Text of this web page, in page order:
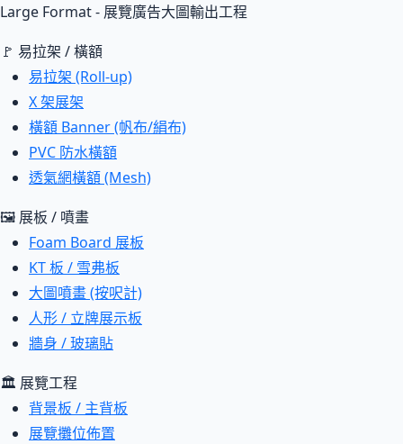
Large Format - 展覽廣告大圖輸出工程
🚩 易拉架 / 橫額
易拉架 (Roll-up)
X 架展架
橫額 Banner (帆布/絹布)
PVC 防水橫額
透氣網橫額 (Mesh)
🖼 展板 / 噴畫
Foam Board 展板
KT 板 / 雪弗板
大圖噴畫 (按呎計)
人形 / 立牌展示板
牆身 / 玻璃貼
🏛 展覽工程
背景板 / 主背板
展覽攤位佈置